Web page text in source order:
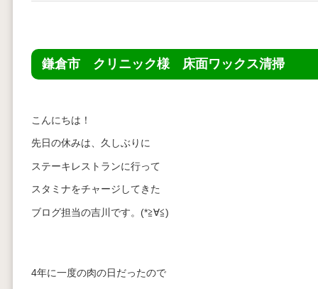
鎌倉市 クリニック様 床面ワックス清掃
こんにちは！
先日の休みは、久しぶりに
ステーキレストランに行って
スタミナをチャージしてきた
ブログ担当の吉川です。(*≧∀≦)
4年に一度の肉の日だったので